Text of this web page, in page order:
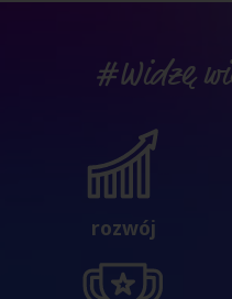
#Widzę
rozwój